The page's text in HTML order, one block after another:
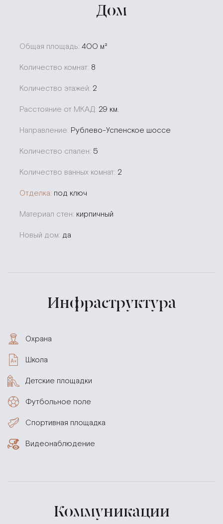
Дом
Общая площадь: 400 м²
Количество комнат: 8
Количество этажей: 2
Расстояние от МКАД: 29 км.
Направление: Рублево-Успенское шоссе
Количество спален: 5
Количество ванных комнат: 2
Отделка: под ключ
Материал стен: кирпичный
Новый дом: да
Инфраструктура
Охрана
Школа
Детские площадки
Футбольное поле
Спортивная площадка
Видеонаблюдение
Коммуникации